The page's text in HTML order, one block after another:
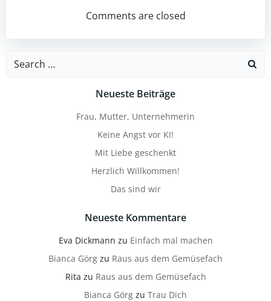
navigationnavigation
Comments are closed
Search
Neueste Beiträge
Frau, Mutter, Unternehmerin
Keine Angst vor KI!
Mit Liebe geschenkt
Herzlich Willkommen!
Das sind wir
Neueste Kommentare
Eva Dickmann zu Einfach mal machen
Bianca Görg zu Raus aus dem Gemüsefach
Rita zu Raus aus dem Gemüsefach
Bianca Görg zu Trau Dich